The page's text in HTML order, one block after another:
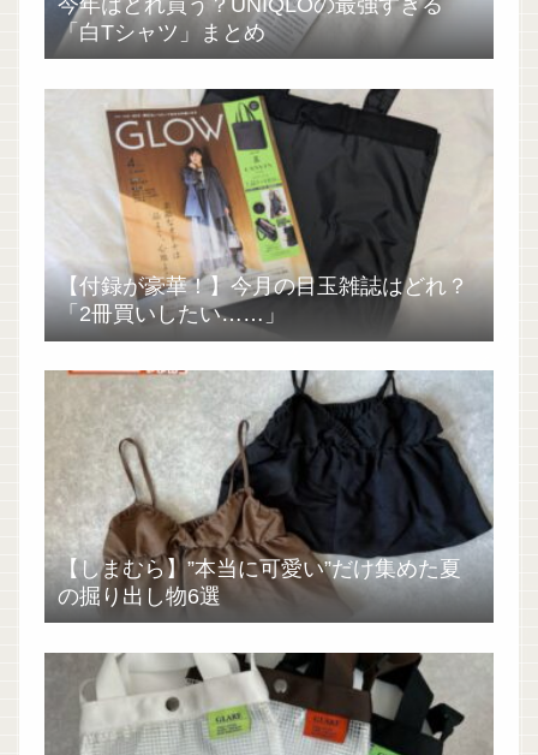
「白Tシャツ」まとめ
【付録が豪華！】今月の目玉雑誌はどれ？
「2冊買いしたい……」
【しまむら】”本当に可愛い”だけ集めた夏
の掘り出し物6選